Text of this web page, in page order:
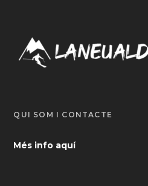
QUI SOM I CONTACTE
Més info aquí